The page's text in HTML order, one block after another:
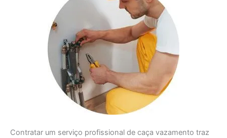
Contratar um serviço profissional de caça vazamento traz